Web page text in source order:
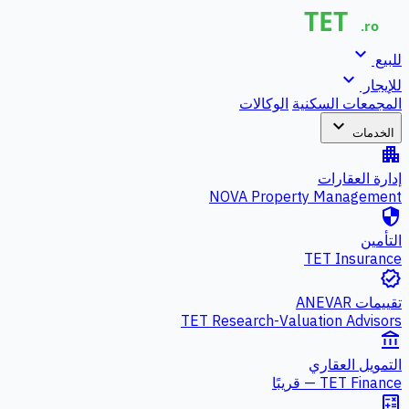
للبيع expand_more
للإيجار expand_more
المجمعات السكنية الوكالات
الخدمات expand_more
apartment
إدارة العقارات
NOVA Property Management
security
التأمين
TET Insurance
verified
تقييمات ANEVAR
TET Research-Valuation Advisors
account_balance
التمويل العقاري
TET Finance — قريبًا
calculate